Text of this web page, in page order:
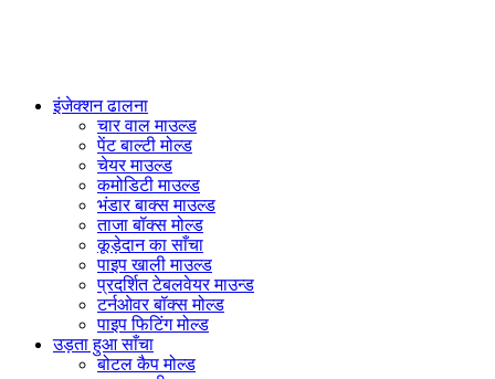
इंजेक्शन ढालना
चार वाल माउल्ड
पेंट बाल्टी मोल्ड
चेयर माउल्ड
कमोडिटी माउल्ड
भंडार बाक्स माउल्ड
ताजा बॉक्स मोल्ड
कूड़ेदान का साँचा
पाइप खाली माउल्ड
प्रदर्शित टेबलवेयर माउन्ड
टर्नओवर बॉक्स मोल्ड
पाइप फिटिंग मोल्ड
उड़ता हुआ साँचा
बोटल कैप मोल्ड